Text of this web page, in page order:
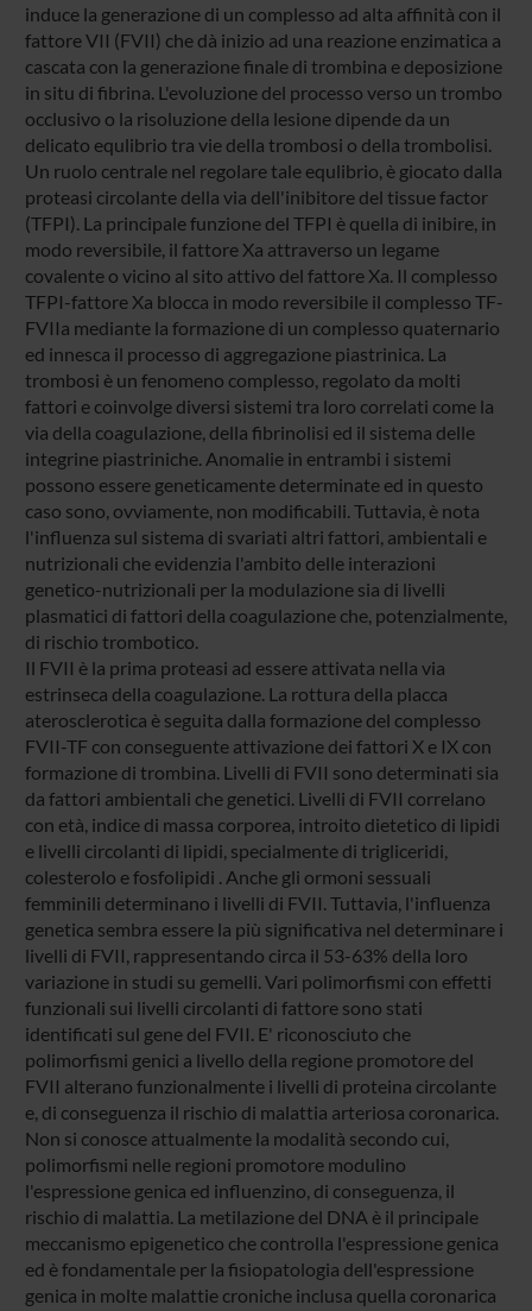
induce la generazione di un complesso ad alta affinità con il
fattore VII (FVII) che dà inizio ad una reazione enzimatica a
cascata con la generazione finale di trombina e deposizione
in situ di fibrina. L'evoluzione del processo verso un trombo
occlusivo o la risoluzione della lesione dipende da un
delicato equlibrio tra vie della trombosi o della trombolisi.
Un ruolo centrale nel regolare tale equlibrio, è giocato dalla
proteasi circolante della via dell'inibitore del tissue factor
(TFPI). La principale funzione del TFPI è quella di inibire, in
modo reversibile, il fattore Xa attraverso un legame
covalente o vicino al sito attivo del fattore Xa. Il complesso
TFPI-fattore Xa blocca in modo reversibile il complesso TF-
FVIIa mediante la formazione di un complesso quaternario
ed innesca il processo di aggregazione piastrinica. La
trombosi è un fenomeno complesso, regolato da molti
fattori e coinvolge diversi sistemi tra loro correlati come la
via della coagulazione, della fibrinolisi ed il sistema delle
integrine piastriniche. Anomalie in entrambi i sistemi
possono essere geneticamente determinate ed in questo
caso sono, ovviamente, non modificabili. Tuttavia, è nota
l'influenza sul sistema di svariati altri fattori, ambientali e
nutrizionali che evidenzia l'ambito delle interazioni
genetico-nutrizionali per la modulazione sia di livelli
plasmatici di fattori della coagulazione che, potenzialmente,
di rischio trombotico.
Il FVII è la prima proteasi ad essere attivata nella via
estrinseca della coagulazione. La rottura della placca
aterosclerotica è seguita dalla formazione del complesso
FVII-TF con conseguente attivazione dei fattori X e IX con
formazione di trombina. Livelli di FVII sono determinati sia
da fattori ambientali che genetici. Livelli di FVII correlano
con età, indice di massa corporea, introito dietetico di lipidi
e livelli circolanti di lipidi, specialmente di trigliceridi,
colesterolo e fosfolipidi . Anche gli ormoni sessuali
femminili determinano i livelli di FVII. Tuttavia, l'influenza
genetica sembra essere la più significativa nel determinare i
livelli di FVII, rappresentando circa il 53-63% della loro
variazione in studi su gemelli. Vari polimorfismi con effetti
funzionali sui livelli circolanti di fattore sono stati
identificati sul gene del FVII. E' riconosciuto che
polimorfismi genici a livello della regione promotore del
FVII alterano funzionalmente i livelli di proteina circolante
e, di conseguenza il rischio di malattia arteriosa coronarica.
Non si conosce attualmente la modalità secondo cui,
polimorfismi nelle regioni promotore modulino
l'espressione genica ed influenzino, di conseguenza, il
rischio di malattia. La metilazione del DNA è il principale
meccanismo epigenetico che controlla l'espressione genica
ed è fondamentale per la fisiopatologia dell'espressione
genica in molte malattie croniche inclusa quella coronarica